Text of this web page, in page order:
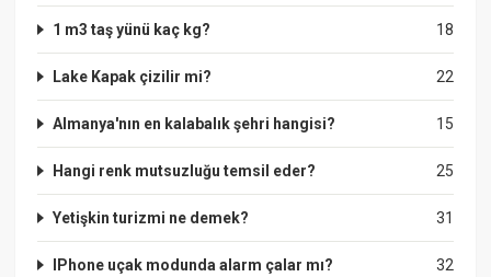
18
1 m3 taş yünü kaç kg?
22
Lake Kapak çizilir mi?
15
Almanya'nın en kalabalık şehri hangisi?
25
Hangi renk mutsuzluğu temsil eder?
31
Yetişkin turizmi ne demek?
32
IPhone uçak modunda alarm çalar mı?